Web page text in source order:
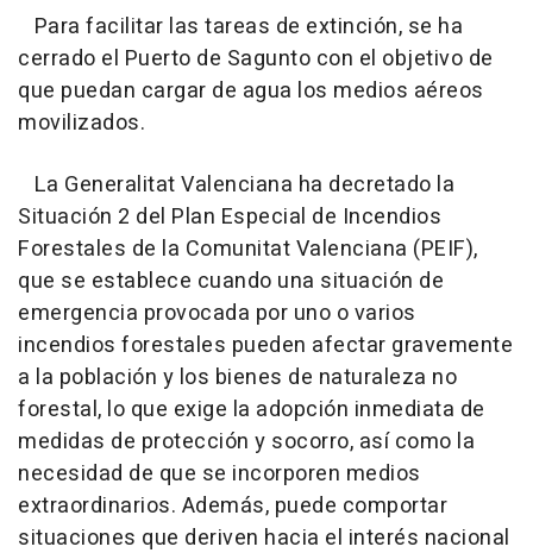
Para facilitar las tareas de extinción, se ha
cerrado el Puerto de Sagunto con el objetivo de
que puedan cargar de agua los medios aéreos
movilizados.
La Generalitat Valenciana ha decretado la
Situación 2 del Plan Especial de Incendios
Forestales de la Comunitat Valenciana (PEIF),
que se establece cuando una situación de
emergencia provocada por uno o varios
incendios forestales pueden afectar gravemente
a la población y los bienes de naturaleza no
forestal, lo que exige la adopción inmediata de
medidas de protección y socorro, así como la
necesidad de que se incorporen medios
extraordinarios. Además, puede comportar
situaciones que deriven hacia el interés nacional